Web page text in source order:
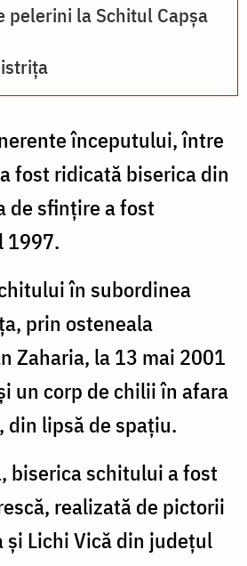
pelerini la Schitul Capșa
începutului, între
fost ridicată biserica din
de sfințire a fost
1997.
în subordinea
prin osteneala
Zaharia, la 13 mai 2001
un corp de chilii în afara
lipsă de spațiu.
biserica schitului a fost
realizată de pictorii
și Lichi Vică din județul